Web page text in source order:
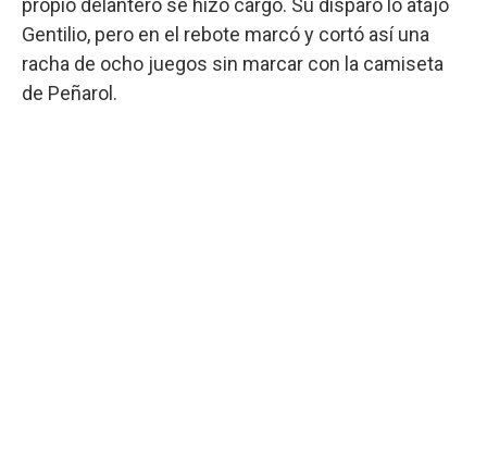
propio delantero se hizo cargo. Su disparo lo atajó
Gentilio, pero en el rebote marcó y cortó así una
racha de ocho juegos sin marcar con la camiseta
de Peñarol.